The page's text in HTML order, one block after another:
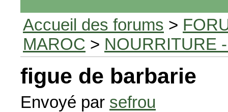
Accueil des forums >
MAROC > NOURRITURE
figue de barbarie
Envoyé par sefrou